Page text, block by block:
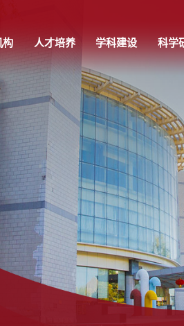
构 人才培养 学科建设 科学